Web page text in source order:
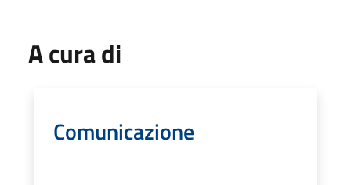
A cura di
Comunicazione